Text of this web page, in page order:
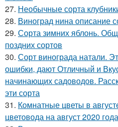
27. Необычные сорта
28. Виноград нина описание
29. Сорта зимних яблонь.
поздних сортов
30. Сорт винограда натали.
ошибки, дают Отличный и
начинающих садоводов.
эти сорта
31. Комнатные цветы в
цветовода на август 2020 года